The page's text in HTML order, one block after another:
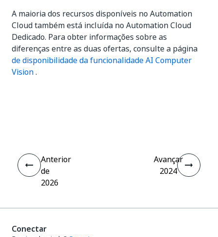
A maioria dos recursos disponíveis no Automation
Cloud também está incluída no Automation Cloud
Dedicado. Para obter informações sobre as
diferenças entre as duas ofertas, consulte a página
de disponibilidade da funcionalidade AI Computer
Vision.
Anterior
de
2026
Avançar
2024
Conectar